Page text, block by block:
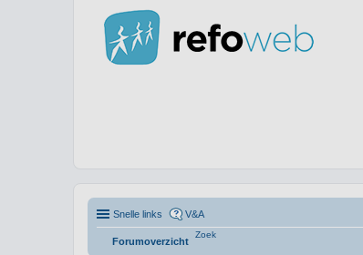
Snelle links V&A
Forumoverzicht
Zoek